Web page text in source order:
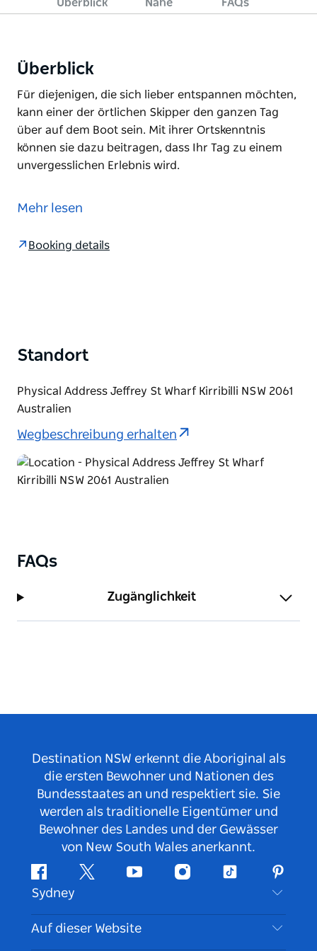
Überblick
Nahe FAQs
Überblick
Für diejenigen, die sich lieber entspannen möchten,
kann einer der örtlichen Skipper den ganzen Tag
über auf dem Boot sein. Mit ihrer Ortskenntnis
können sie dazu beitragen, dass Ihr Tag zu einem
unvergesslichen Erlebnis wird.
kann einer der örtlichen Skipper den ganzen Tag
unvergesslichen Erlebnis wird.
Mehr lesen
Booking details
Standort
Physical Address Jeffrey St Wharf Kirribilli NSW 2061
Australien
Wegbeschreibung erhalten
FAQs
Zugänglichkeit
Destination NSW erkennt die Aboriginal als
die ersten Bewohner und Nationen des
Bundesstaates an und respektiert sie. Sie
werden als traditionelle Eigentümer und
Bewohner des Landes und der Gewässer
von New South Wales anerkannt.
FacebookTwitter YouTubeInstagramTikTok
Sydney
Kontaktieren Sie uns
Auf dieser Website